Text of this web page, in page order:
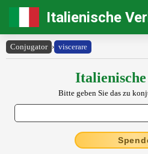
Italienische
Conjugator › viscerare
Bitte geben Sie das zu